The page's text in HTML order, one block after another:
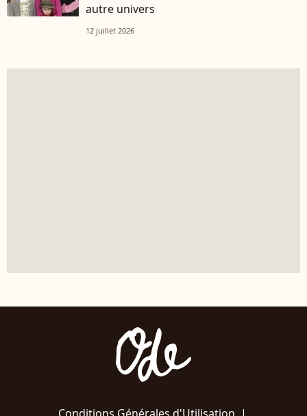
autre univers
12 juillet 2026
Conditions Générales d'Utilisation |